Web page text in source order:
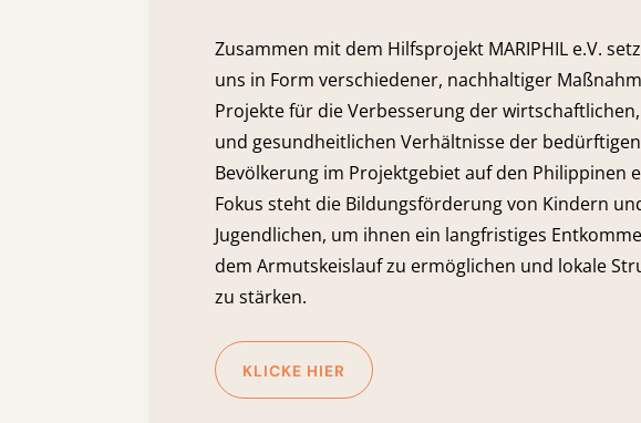
Zusammen mit dem Hilfsprojekt MARIPHIL e.V.
uns in Form verschiedener, nachhaltiger
Projekte für die Verbesserung der
und gesundheitlichen Verhältnisse der bedürftigen
Bevölkerung im Projektgebiet auf den Philippinen
Fokus steht die Bildungsförderung von Kindern
Jugendlichen, um ihnen ein langfristiges
dem Armutskeislauf zu ermöglichen und lokale
zu stärken.
KLICKE HIER